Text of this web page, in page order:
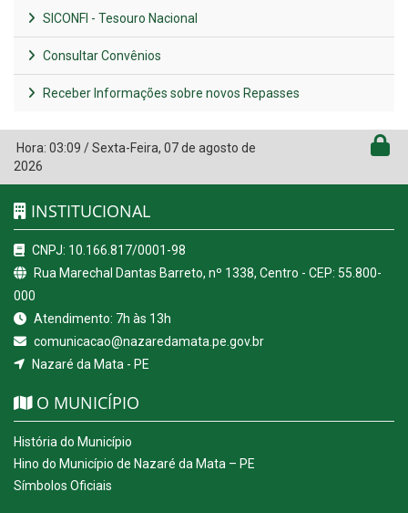
SICONFI - Tesouro Nacional
Consultar Convênios
Receber Informações sobre novos Repasses
Hora: 03:09 /Sexta-Feira, 07 de agosto de
2026
INSTITUCIONAL
CNPJ: 10.166.817/0001-98
Rua Marechal Dantas Barreto, nº 1338, Centro - CEP: 55.800-
000
Atendimento: 7h às 13h
comunicacao@nazaredamata.pe.gov.br
Nazaré da Mata - PE
O MUNICÍPIO
História do Município
Hino do Município de Nazaré da Mata – PE
Símbolos Oficiais